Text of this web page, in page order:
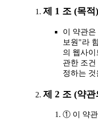
제 1 조 (목적)
이 약관
보원"라
의 웹사
관한 조
정하는
제 2 조 (약
① 이 약관